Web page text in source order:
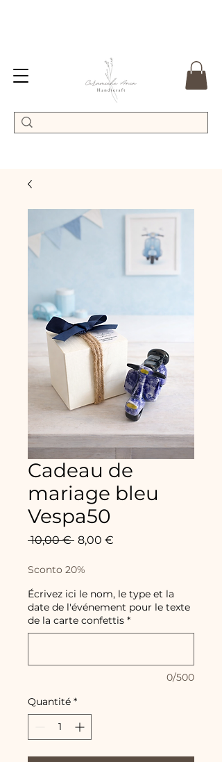
Cadeau de
mariage bleu
Vespa50
10,00 € Prix
8,00 €
Sconto 20%
Écrivez ici le nom, le type et la
date de l'événement pour le texte
de la carte confettis *
0/500
Quantité *